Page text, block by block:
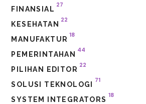
FINANSIAL
27
KESEHATAN
22
MANUFAKTUR
18
PEMERINTAHAN
44
PILIHAN EDITOR
22
SOLUSI TEKNOLOGI
71
SYSTEM INTEGRATORS
18